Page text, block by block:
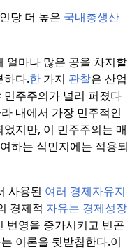
당 더 높은 국내총생산
얼마나 많은 공을 차지할
하다.한 가지 관찰은 산업
민주주의가 널리 퍼졌다
내에서 가장 민주적인
지만, 이 민주주의는 매
하는 식민지에는 적용되
사용된 여러 경제자유지
경제적 자유는 경제성장
번영을 증가시키고 빈곤
이론을 뒷받침한다.이